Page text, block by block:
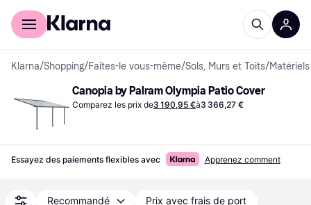
Acheter avec Klarna
Klarna/Shopping/Faites-le vous-même/Sols, Murs et Toits/
Canopia by Palram Olympia Patio Cover
Comparez les prix de3 190,95 €à3 366,27 €
Essayez des paiements flexibles avec Apprenez comment
Recommandé Prix avec frais de port